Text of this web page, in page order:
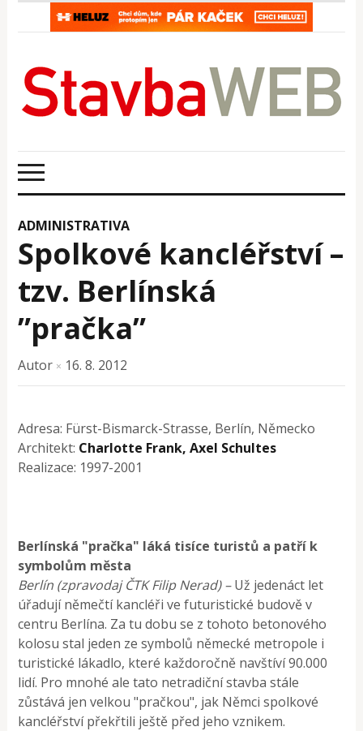
ADMINISTRATIVA
Spolkové kancléřství –
tzv. Berlínská
”pračka”
Autor × 16. 8. 2012
Adresa: Fürst-Bismarck-Strasse, Berlín, Německo
Architekt: Charlotte Frank, Axel Schultes
Realizace: 1997-2001
Berlínská "pračka" láká tisíce turistů a patří k
symbolům města
Berlín (zpravodaj ČTK Filip Nerad) –Už jedenáct let
úřadují němečtí kancléři ve futuristické budově v
centru Berlína. Za tu dobu se z tohoto betonového
kolosu stal jeden ze symbolů německé metropole i
turistické lákadlo, které každoročně navštíví 90.000
lidí. Pro mnohé ale tato netradiční stavba stále
zůstává jen velkou "pračkou", jak Němci spolkové
kancléřství překřtili ještě před jeho vznikem.